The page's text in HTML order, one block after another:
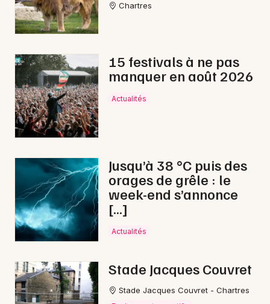
Chartres
15 festivals à ne pas
manquer en août 2026
Actualités
Jusqu’à 38 °C puis des
orages de grêle : le
week-end s’annonce
[…]
Actualités
Stade Jacques Couvret
Stade Jacques Couvret - Chartres